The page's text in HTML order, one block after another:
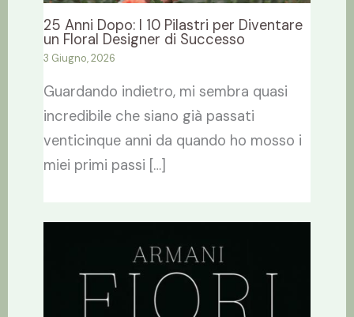
25 Anni Dopo: I 10 Pilastri per Diventare
un Floral Designer di Successo
3 Giugno, 2026
Guardando indietro, mi sembra quasi
incredibile che siano già passati
venticinque anni da quando ho mosso i
miei primi passi […]